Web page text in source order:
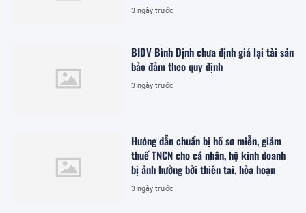
3 ngày trước
BIDV Bình Định chưa định giá lại tài sản
bảo đảm theo quy định
3 ngày trước
Hướng dẫn chuẩn bị hồ sơ miễn, giảm
thuế TNCN cho cá nhân, hộ kinh doanh
bị ảnh hưởng bởi thiên tai, hỏa hoạn
3 ngày trước